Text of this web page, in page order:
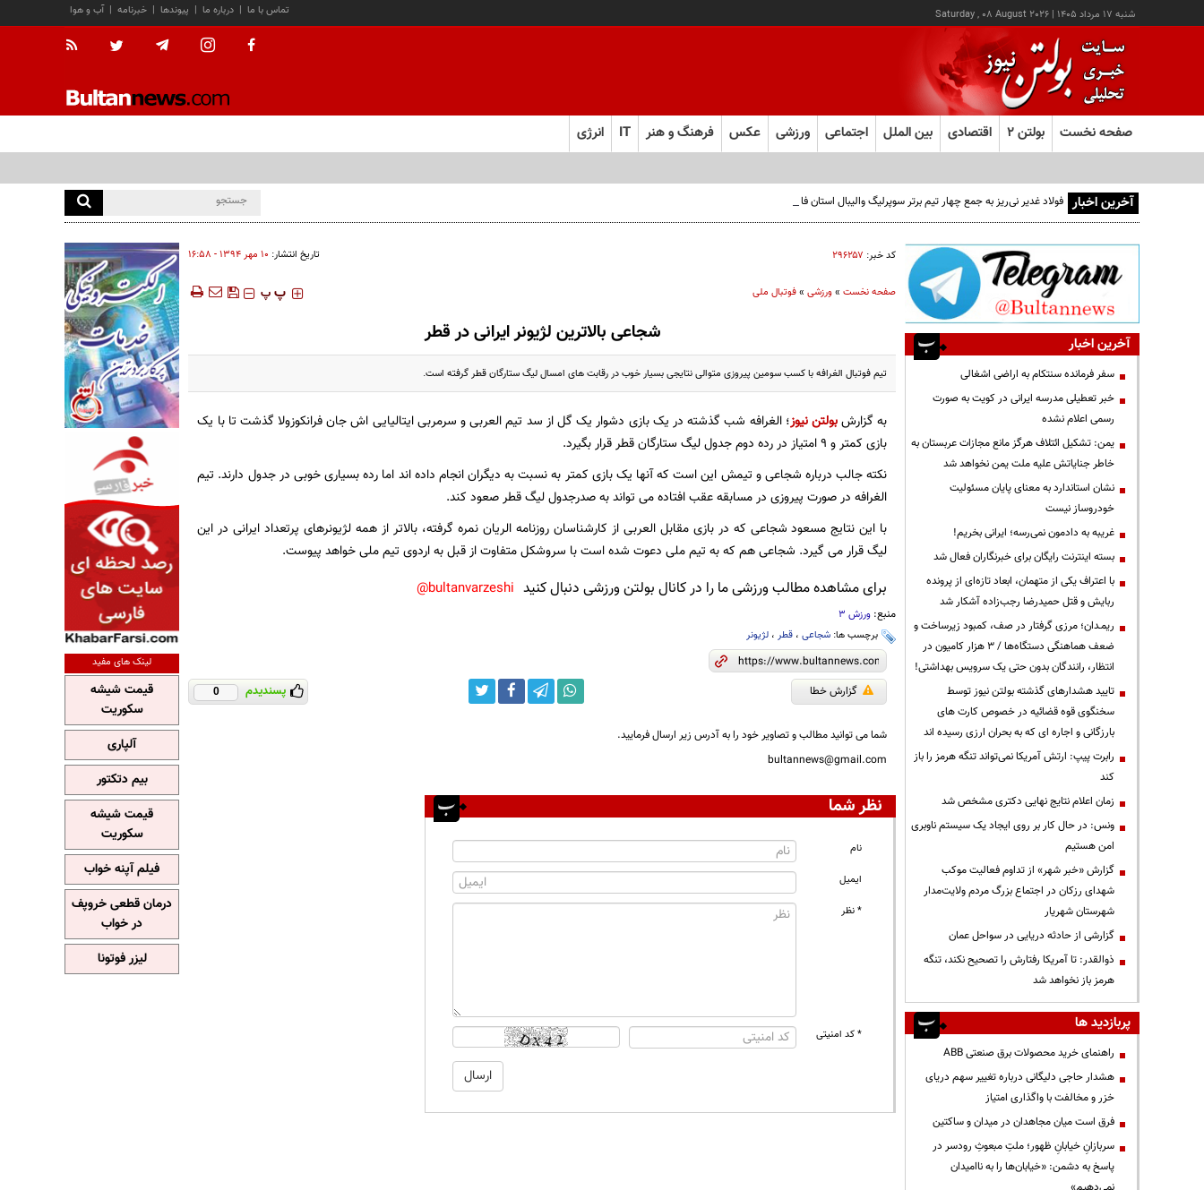
شنبه ۱۷ مرداد ۱۴۰۵ |
Saturday , 08 August 2026 آب و هوا | خبرنامه | پیوندها | درباره ما | تماس با ما
صفحه نخست بولتن ۲ اقتصادی بین الملل اجتماعی ورزشی عکس فرهنگ و هنر IT انرژی
آخرین اخبار فولاد غدیر نی‌ریز به جمع چهار تیم برتر سوپرلیگ والیبال استان فارس صعود کرد
کد خبر: ۲۹۶۲۵۷ تاریخ انتشار: ۱۰ مهر ۱۳۹۴ - ۱۶:۵۸
صفحه نخست»ورزشی»فوتبال ملی ‍‍‍ پ پ
شجاعی بالاترین لژیونر ایرانی در قطر
تیم فوتبال الغرافه با کسب سومین پیروزی متوالی نتایجی بسیار خوب در رقابت های امسال لیگ ستارگان قطر گرفته است.
به گزارشبولتن نیوز؛ الغرافه شب گذشته در یک بازی دشوار یک گل از سد تیم العربی و سرمربی ایتالیایی اش جان فرانکوزولا گذشت تا با یک
بازی کمتر و 9 امتیاز در رده دوم جدول لیگ ستارگان قطر قرار بگیرد.
نکته جالب درباره شجاعی و تیمش این است که آنها یک بازی کمتر به نسبت به دیگران انجام داده اند اما رده بسیاری خوبی در جدول دارند. تیم
الغرافه در صورت پیروزی در مسابقه عقب افتاده می تواند به صدرجدول لیگ قطر صعود کند.
با این نتایج مسعود شجاعی که در بازی مقابل العربی از کارشناسان روزنامه الریان نمره گرفته، بالاتر از همه لژیونرهای پرتعداد ایرانی در این
لیگ قرار می گیرد. شجاعی هم که به تیم ملی دعوت شده است با سروشکل متفاوت از قبل به اردوی تیم ملی خواهد پیوست.
برای مشاهده مطالب ورزشی ما را در کانال بولتن ورزشی دنبال کنید bultanvarzeshi@
منبع: ورزش 3
برچسب ها: شجاعی، قطر، لژیونر
گزارش خطا پسندیدم 0
شما می توانید مطالب و تصاویر خود را به آدرس زیر ارسال فرمایید.
bultannews@gmail.com
نظر شما
نام
ایمیل
* نظر
* کد امنیتی
آخرین اخبار
سفر فرمانده سنتکام به اراضی اشغالی
خبر تعطیلی مدرسه ایرانی در کویت به صورت
رسمی اعلام نشده
یمن: تشکیل ائتلاف هرگز مانع مجازات عربستان به
خاطر جنایاتش علیه ملت یمن نخواهد شد
نشان استاندارد به معنای پایان مسئولیت
خودروساز نیست
غریبه به دادمون نمی‌رسه؛ ایرانی بخریم!
بسته اینترنت رایگان برای خبرنگاران فعال شد
با اعتراف یکی از متهمان، ابعاد تازه‌ای از پرونده
ربایش و قتل حمیدرضا رجب‌زاده آشکار شد
ریمـدان؛ مرزی گرفتار در صف، کمبود زیرساخت و
ضعف هماهنگی دستگاه‌ها / ۳ هزار کامیون در
انتظار، رانندگان بدون حتی یک سرویس بهداشتی!
تایید هشدارهای گذشته بولتن نیوز توسط
سخنگوی قوه قضائیه در خصوص کارت های
بارزگانی و اجاره ای که به بحران ارزی رسیده اند
رابرت پیپ: ارتش آمریکا نمی‌تواند تنگه هرمز را باز
کند
زمان اعلام نتایج نهایی دکتری مشخص شد
ونس: در حال کار بر روی ایجاد یک سیستم ناوبری
امن هستیم
گزارش «خبر شهر» از تداوم فعالیت موکب
شهدای رزکان در اجتماع بزرگ مردم ولایت‌مدار
شهرستان شهریار
گزارشی از حادثه دریایی در سواحل عمان
ذوالقدر: تا آمریکا رفتارش را تصحیح نکند، تنگه
هرمز باز نخواهد شد
پربازدید ها
راهنمای خرید محصولات برق صنعتی ABB
هشدار حاجی دلیگانی درباره تغییر سهم دریای
خزر و مخالفت با واگذاری امتیاز
فرق است میان مجاهدان در میدان و ساکتین
سربازانِ خیابانِ ظهور؛ ملتِ مبعوثِ رودسر در
پاسخ به دشمن: «خیابان‌ها را به ناامیدان
لینک های مفید
قیمت شیشه
سکوریت
آلپاری
بیم دتکتور
قیمت شیشه
سکوریت
فیلم آپنه خواب
درمان قطعی خروپف
در خواب
لیزر فوتونا